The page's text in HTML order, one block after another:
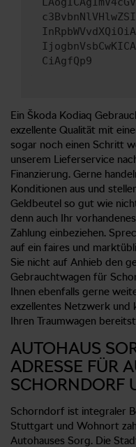
CiAgfQp9
Ein Škoda Kodiaq
exzellente Qualität mit
sogar noch einen Schritt
unserem Lieferservice
Finanzierung. Gerne
Konditionen aus und
Geldbeutel so gut wie
denn auch Ihr
Zahlung einbeziehen.
auf ein faires und
Sie nicht auf Anhieb den
Gebrauchtwagen für
Ihnen ebenfalls gerne
exzellentes Netzwerk
Ihren Traumwagen
AUTOHAUS
ADRESSE FÜR
SCHORNDORF
Schorndorf ist integraler
Stuttgart und Wohnort
Autohauses Sorg. Die